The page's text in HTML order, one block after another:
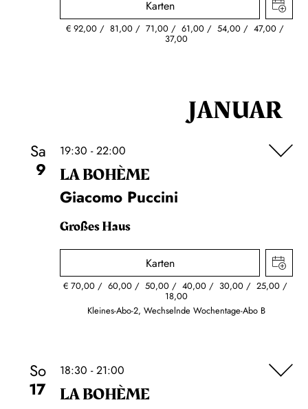
Karten
€92,00 81,00 71,00 61,00 54,00 47,00
37,00
JANUAR
Sa
9
19:30 - 22:00
LA BOHÈME
Giacomo Puccini
Großes Haus
Karten
€ 70,00 60,00 50,00 40,00 30,00 25,00
18,00
Kleines-Abo-2, Wechselnde Wochentage-Abo B
So
17
18:30 - 21:00
LA BOHÈME